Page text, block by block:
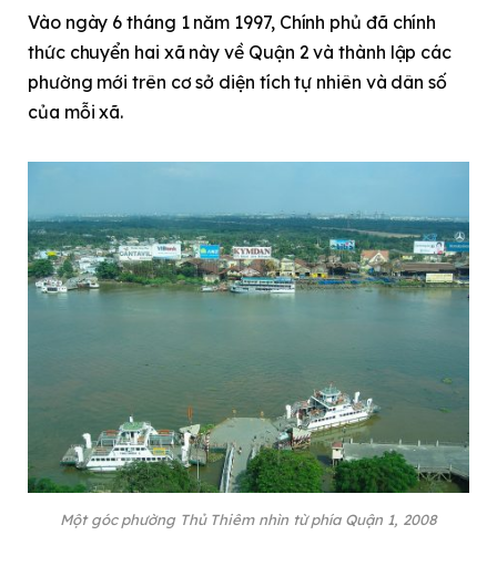
Vào ngày 6 tháng 1 năm 1997, Chính phủ đã chính
thức chuyển hai xã này về Quận 2 và thành lập các
phường mới trên cơ sở diện tích tự nhiên và dân số
của mỗi xã.
Một góc phường Thủ Thiêm nhìn từ phía Quận 1, 2008